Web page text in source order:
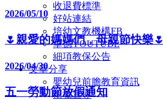
收退費標準
好站連結
培幼文教機構FB
華德YOUTUBE
細項教保公告
文章分享
嬰幼兒前膽教育資訊
衛教宣導
2026/05/10
🌷親愛的媽媽們，母親節快樂🌷
2026/04/30
五一勞動節放假通知